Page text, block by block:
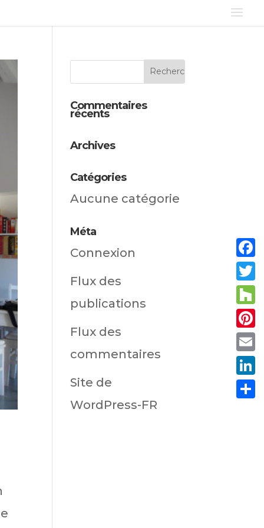
Commentaires
récents
Archives
Catégories
Aucune catégorie
Méta
Connexion
Flux des
publications
Flux des
commentaires
Site de
WordPress-FR